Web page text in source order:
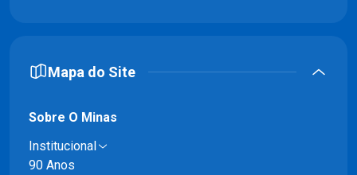
Mapa do Site
Sobre O Minas
Institucional
90 Anos